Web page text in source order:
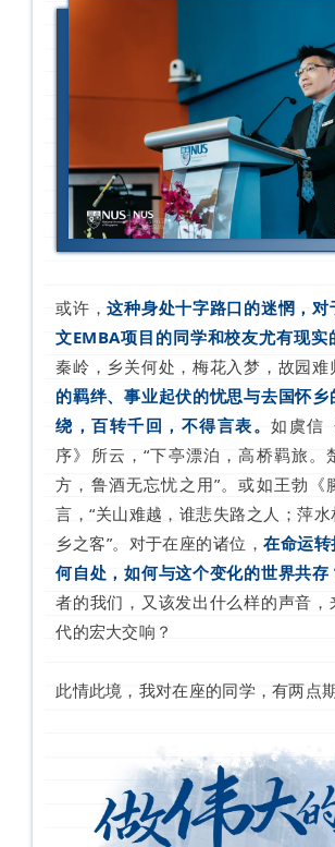
或许，这种身处十字路口的迷惘，对
文EMBA项目的同学和校友尤有现实
秦岭，乡关何处，梅花入梦，故园难
的羁绊、事业起伏的忧思与去国怀乡
绕，百转千回，不得言表。如虞信
序》所云，“下亭漂泊，高桥羁旅。
方，鲁酒无忘忧之用”。或如王勃《
言，“关山难越，谁悲失路之人；萍
乡之客”。对于在座的诸位，在命运
何自处，如何与这个变化的世界共存
者的我们，又该发出什么样的声音，
代的宏大交响？
此情此境，我对在座的同学，有两点期